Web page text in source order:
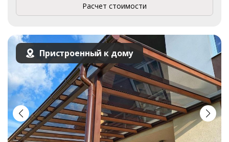
Расчет стоимости
Пристроенный к дому